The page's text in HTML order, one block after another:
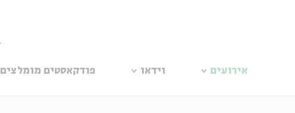
אירועים וידאו פודקאסטים מומלצים